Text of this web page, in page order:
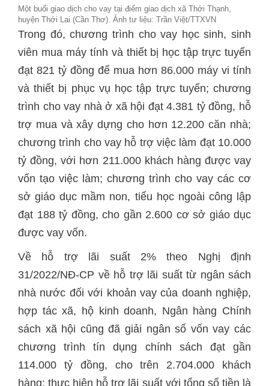
Một buổi giao dịch cho vay tại điểm giao dịch xã Thới Thạnh,
huyện Thới Lai (Cần Thơ). Ảnh tư liệu: Trần Việt/TTXVN
Trong đó, chương trình cho vay học sinh, sinh
viên mua máy tính và thiết bị học tập trực tuyến
đạt 821 tỷ đồng để mua hơn 86.000 máy vi tính
và thiết bị phục vụ học tập trực tuyến; chương
trình cho vay nhà ở xã hội đạt 4.381 tỷ đồng, hỗ
trợ mua và xây dựng cho hơn 12.200 căn nhà;
chương trình cho vay hỗ trợ việc làm đạt 10.000
tỷ đồng, với hơn 211.000 khách hàng được vay
vốn tạo việc làm; chương trình cho vay các cơ
sở giáo dục mầm non, tiểu học ngoài công lập
đạt 188 tỷ đồng, cho gần 2.600 cơ sở giáo dục
được vay vốn.
Về hỗ trợ lãi suất 2% theo Nghị định
31/2022/NĐ-CP về hỗ trợ lãi suất từ ngân sách
nhà nước đối với khoản vay của doanh nghiệp,
hợp tác xã, hộ kinh doanh, Ngân hàng Chính
sách xã hội cũng đã giải ngân số vốn vay các
chương trình tín dụng chính sách đạt gần
114.000 tỷ đồng, cho trên 2.704.000 khách
hàng; thực hiện hỗ trợ lãi suất với tổng số tiền là